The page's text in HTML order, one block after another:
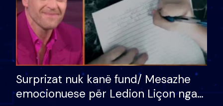
Surprizat nuk kanë fund/ Mesazhe
emocionuese për Ledion Liçon nga